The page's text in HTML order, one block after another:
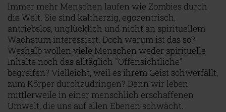
Immer mehr Menschen laufen wie Zombies durch
die Welt. Sie sind kaltherzig, egozentrisch,
antriebslos, unglücklich und nicht an spirituellem
Wachstum interessiert. Doch warum ist das so?
Weshalb wollen viele Menschen weder spirituelle
Inhalte noch das alltäglich "Offensichtliche"
begreifen? Vielleicht, weil es ihrem Geist schwerfällt,
zum Körper durchzudringen? Denn wir leben
mittlerweile in einer menschlich erschaffenen
Umwelt, die uns auf allen Ebenen schwächt.